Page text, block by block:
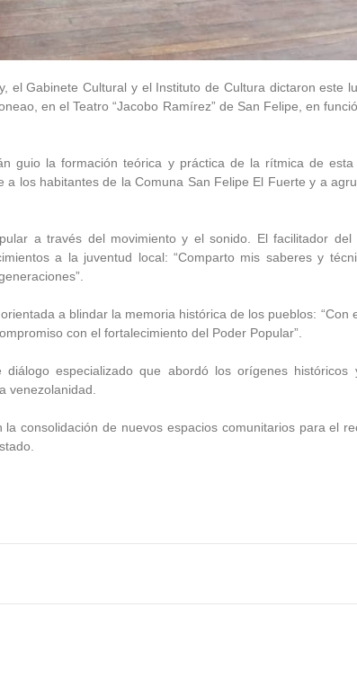
el Gabinete Cultural y el Instituto de Cultura dictaron este
en el Teatro “Jacobo Ramírez” de San Felipe, en
guio la formación teórica y práctica de la rítmica de esta
a los habitantes de la Comuna San Felipe El Fuerte y a
a través del movimiento y el sonido. El facilitador del
a la juventud local: “Comparto mis saberes y
a blindar la memoria histórica de los pueblos: “Con
con el fortalecimiento del Poder Popular”.
especializado que abordó los orígenes históricos
venezolanidad.
la consolidación de nuevos espacios comunitarios para el